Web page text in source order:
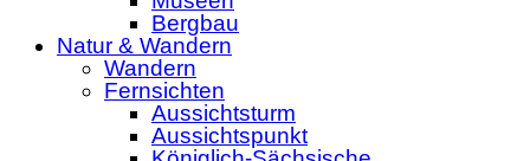
Bergbau
Natur & Wandern
Wandern
Fernsichten
Aussichtsturm
Aussichtspunkt